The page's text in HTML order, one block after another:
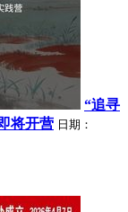
“追寻
将开营 日期：